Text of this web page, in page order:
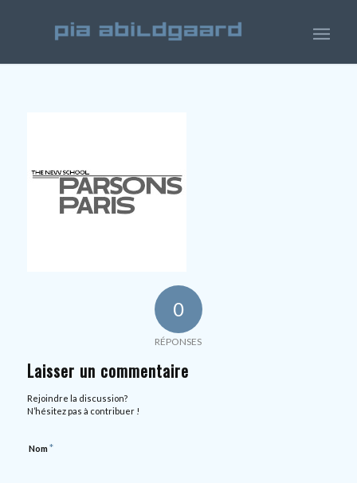
0
RÉPONSES
Laisser un commentaire
Rejoindre la discussion?
N’hésitez pas à contribuer !
Nom*